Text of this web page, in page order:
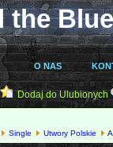
the
O NAS
Dodaj do Ulubionych
Single Utwory Polskie